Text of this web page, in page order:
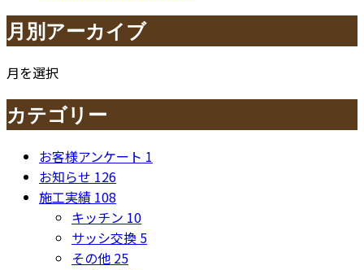
月別アーカイブ
月を選択
カテゴリー
お客様アンケート 1
お知らせ 126
施工実績 108
キッチン 10
サッシ交換 5
その他 25